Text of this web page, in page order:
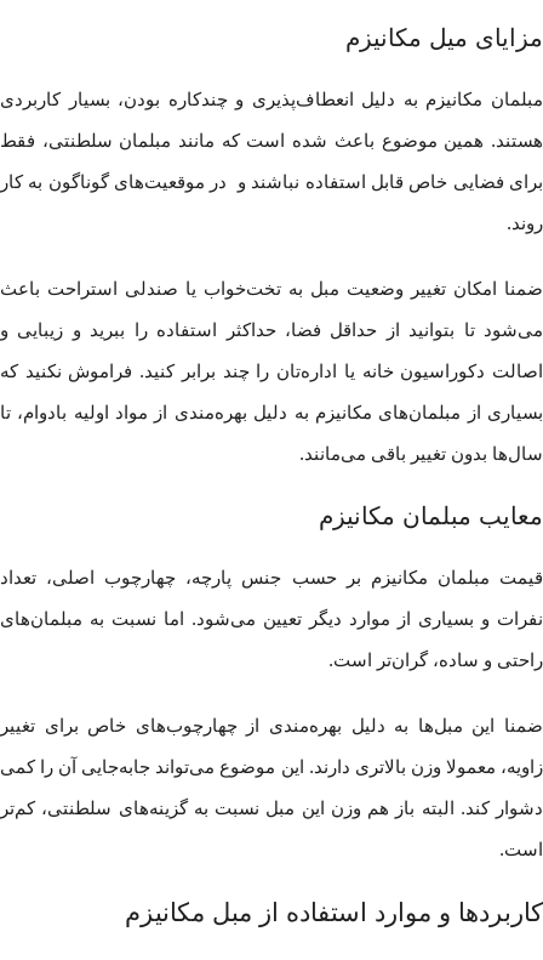
مزایای میل مکانیزم
مبلمان مکانیزم به دلیل انعطاف‌پذیری و چندکاره بودن، بسیار کاربردی
هستند. همین موضوع باعث شده است که مانند مبلمان سلطنتی، فقط
برای فضایی خاص قابل استفاده نباشند و در موقعیت‌های گوناگون به کار
روند.
ضمنا امکان تغییر وضعیت مبل به تخت‌خواب یا صندلی استراحت باعث
می‌شود تا بتوانید از حداقل فضا، حداکثر استفاده را ببرید و زیبایی و
اصالت دکوراسیون خانه‌ یا اداره‌تان را چند برابر کنید. فراموش نکنید که
بسیاری از مبلمان‌های مکانیزم به دلیل بهره‌مندی از مواد اولیه با‌دوام، تا
سال‌ها بدون تغییر باقی می‌مانند.
معایب مبلمان مکانیزم
قیمت مبلمان مکانیزم بر حسب جنس پارچه، چهارچوب اصلی، تعداد
نفرات و بسیاری از موارد دیگر تعیین می‌شود. اما نسبت به مبلمان‌های
راحتی و ساده، گران‌تر است.
ضمنا این مبل‌ها به دلیل بهره‌مندی از چهارچوب‌های خاص برای تغییر
زاویه، معمولا وزن بالاتری دارند. این موضوع می‌تواند جابه‌جایی آن را کمی
دشوار کند. البته باز هم وزن این مبل نسبت به گزینه‌های سلطنتی، کم‌تر
است.
کاربردها و موارد استفاده از مبل مکانیزم